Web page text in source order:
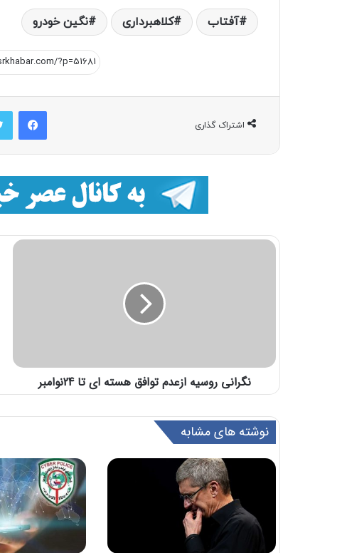
آفتاب کلاهبرداری نگین خودرو
اشتراک گذاری
فیسبوک
نگرانی روسیه ازعدم توافق هسته ای تا 24نوامبر
نوشته های مشابه